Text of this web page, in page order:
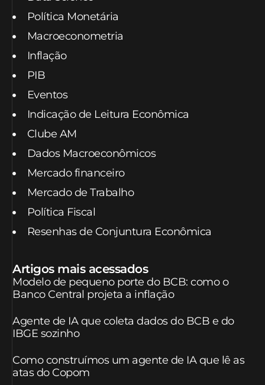
Política Monetária
Macroeconometria
Inflação
PIB
Eventos
Indicação de Leitura Econômica
Clube AM
Dados Macroeconômicos
Mercado financeiro
Mercado de Trabalho
Política Fiscal
Resenhas de Conjuntura Econômica
Artigos mais acessados
Modelo de pequeno porte do BCB: como o
Banco Central projeta a inflação
Agente de IA que coleta dados do BCB e do
IBGE sozinho
Como construímos um agente de IA que lê as
atas do Copom